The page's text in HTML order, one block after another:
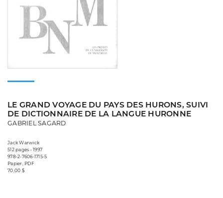
LE GRAND VOYAGE DU PAYS DES HURONS, SUIVI
DE DICTIONNAIRE DE LA LANGUE HURONNE
GABRIEL SAGARD
Jack Warwick
512 pages • 1997
978-2-7606-1715-5
Papier, PDF
70,00 $